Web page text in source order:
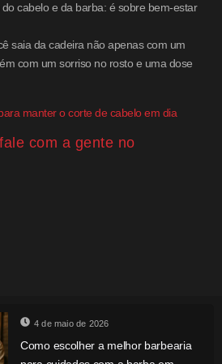
cabelo e da barba: é sobre bem-estar
saia da cadeira não apenas com um
com um sorriso no rosto e uma dose
manter o corte de cabelo em dia
com a gente no
4 de maio de 2026
Como escolher a melhor barbearia